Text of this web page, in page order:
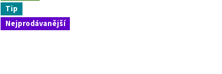
Tip
Nejprodávanější